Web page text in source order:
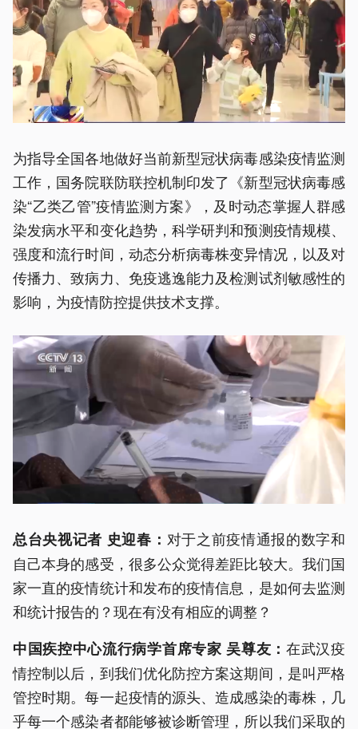
为指导全国各地做好当前新型冠状病毒感染疫情监测
工作，国务院联防联控机制印发了《新型冠状病毒感
染“乙类乙管”疫情监测方案》，及时动态掌握人群感
染发病水平和变化趋势，科学研判和预测疫情规模、
强度和流行时间，动态分析病毒株变异情况，以及对
传播力、致病力、免疫逃逸能力及检测试剂敏感性的
影响，为疫情防控提供技术支撑。
总台央视记者 史迎春： 对于之前疫情通报的数字和
自己本身的感受，很多公众觉得差距比较大。我们国
家一直的疫情统计和发布的疫情信息，是如何去监测
和统计报告的？现在有没有相应的调整？
中国疾控中心流行病学首席专家 吴尊友： 在武汉疫
情控制以后，到我们优化防控方案这期间，是叫严格
管控时期。每一起疫情的源头、造成感染的毒株，几
乎每一个感染者都能够被诊断管理，所以我们采取的